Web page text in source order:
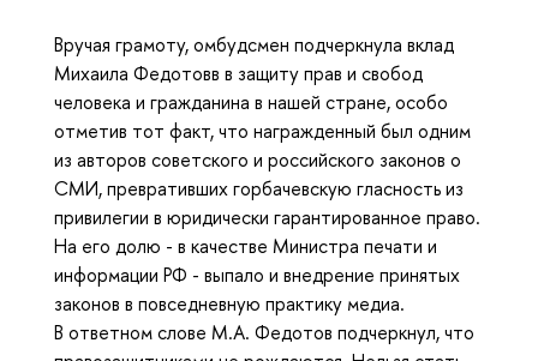
Вручая грамоту, омбудсмен подчеркнула вклад
Михаила Федотовв в защиту прав и свобод
человека и гражданина в нашей стране, особо
отметив тот факт, что награжденный был одним
из авторов советского и российского законов о
СМИ, превративших горбачевскую гласность из
привилегии в юридически гарантированное право.
На его долю - в качестве Министра печати и
информации РФ - выпало и внедрение принятых
законов в повседневную практику медиа.
В ответном слове М.А. Федотов подчеркнул, что